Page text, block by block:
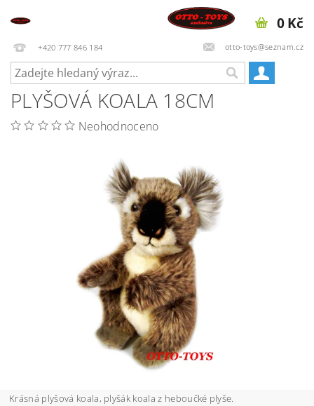
+420 777 846 184 otto-toys@seznam.cz
0 Kč
PLYŠOVÁ KOALA 18CM
Neohodnoceno
Krásná plyšová koala, plyšák koala z heboučké plyše.